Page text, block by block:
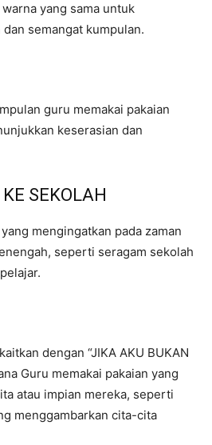
yang sama untuk
semangat kumpulan.
guru memakai pakaian
keserasian dan
SEKOLAH
mengingatkan pada zaman
seperti seragam sekolah
dengan “JIKA AKU BUKAN
Guru memakai pakaian yang
atau impian mereka, seperti
menggambarkan cita-cita